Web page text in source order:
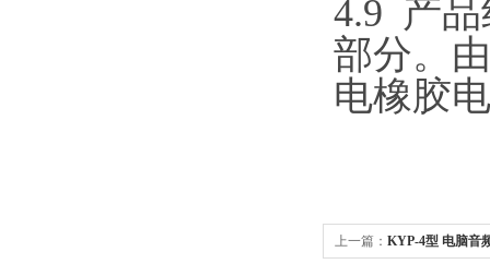
4.9 产
部分。
电橡胶
上一篇： KYP-4型 电脑音